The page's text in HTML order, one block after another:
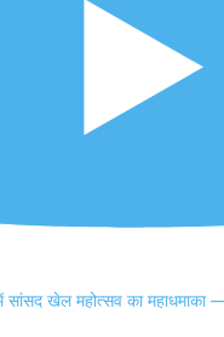
खेल महोत्सव का महाधमाका